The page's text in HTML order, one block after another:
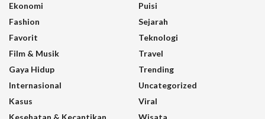
Ekonomi
Fashion
Favorit
Film & Musik
Gaya Hidup
Internasional
Kasus
Puisi
Sejarah
Teknologi
Travel
Trending
Uncategorized
Viral